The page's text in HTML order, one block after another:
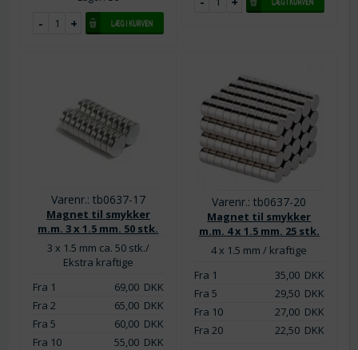
Varenr.: tb0637-17
Magnet til smykker
m.m. 3 x 1.5 mm. 50 stk.
3 x 1.5 mm ca. 50 stk./
Ekstra kraftige
Fra 1
69,00DKK
Fra 2
65,00DKK
Fra 5
60,00DKK
Fra 10
55,00DKK
Varenr.: tb0637-20
Magnet til smykker
m.m. 4 x 1.5 mm. 25 stk.
4 x 1.5 mm / kraftige
Fra 1
35,00 DKK
Fra 5
29,50 DKK
Fra 10
27,00 DKK
Fra 20
22,50 DKK